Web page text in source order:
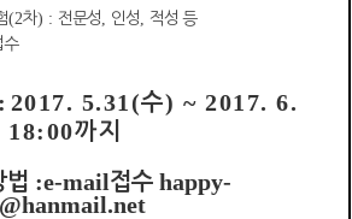
(2차) : 전문성, 인성, 적성 등
수
2017. 5.31(수) ~ 2017. 6.
18:00까지
법 :e-mail접수 happy-